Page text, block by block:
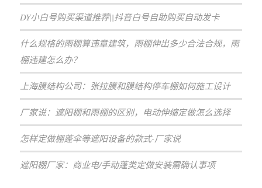
DY小白号购买渠道推荐||抖音白号自助购买自动发卡
什么规格的雨棚算违章建筑，雨棚伸出多少合法合规，雨
棚违建怎么办？
上海膜结构公司：张拉膜和膜结构停车棚如何施工设计
厂家说：遮阳棚和雨棚的区别，电动伸缩定做怎么选择
怎样定做棚蓬伞等遮阳设备的款式-厂家说
遮阳棚厂家：商业电/手动蓬类定做安装需确认事项